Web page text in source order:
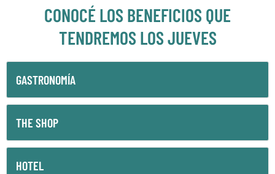
CONOCÉ LOS BENEFICIOS QUE
TENDREMOS LOS JUEVES
GASTRONOMÍA
THE SHOP
HOTEL